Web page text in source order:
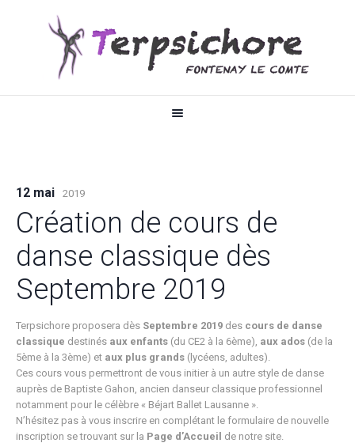
12 mai 2019
Création de cours de
danse classique dès
Septembre 2019
Terpsichore proposera dès Septembre 2019 des cours de danse
classique destinés aux enfants (du CE2 à la 6ème), aux ados (de la
5ème à la 3ème) et aux plus grands (lycéens, adultes).
Ces cours vous permettront de vous initier à un autre style de danse
auprès de Baptiste Gahon, ancien danseur classique professionnel
notamment pour le célèbre « Béjart Ballet Lausanne ».
N’hésitez pas à vous inscrire en complétant le formulaire de nouvelle
inscription se trouvant sur la Page d’Accueil de notre site.